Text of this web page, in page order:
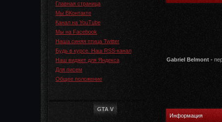
Главная страница
Мы ВКонтакте
Канал на YouTube
Мы на Facebook
Наша синяя птица Twitter
Будь в курсе. Наш RSS-канал
Наш виджет для Яндекса
Для писем
Общее положение
GTA V
Gabriel Belmont -
Информация